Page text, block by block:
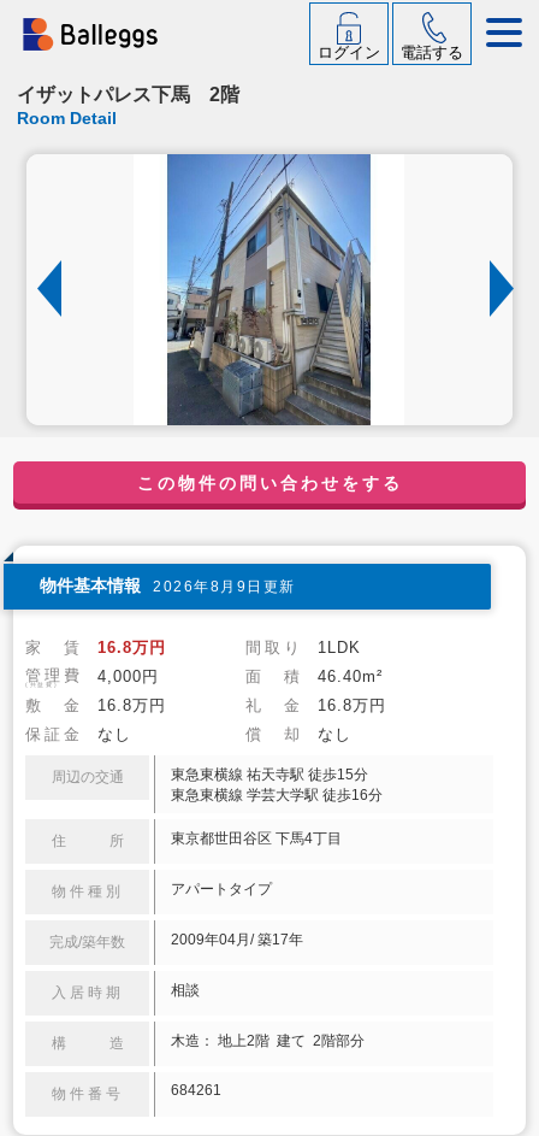
ログイン 電話する
イザットパレス下馬 2階
Room Detail
この物件の問い合わせをする
物件基本情報 2026年8月9日更新
家 賃 16.8万円 間取り
1LDK
管理費
(共益費) 4,000円 面 積
46.40m²
敷 金
16.8万円 礼 金
16.8万円
保証金
なし 償 却 なし
周辺の交通
東急東横線 祐天寺駅 徒歩15分
東急東横線 学芸大学駅 徒歩16分
住 所 東京都世田谷区 下馬4丁目
物件種別 アパートタイプ
完成/築年数 2009年04月/ 築17年
入居時期 相談
構 造 木造： 地上2階 建て 2階部分
物件番号 684261